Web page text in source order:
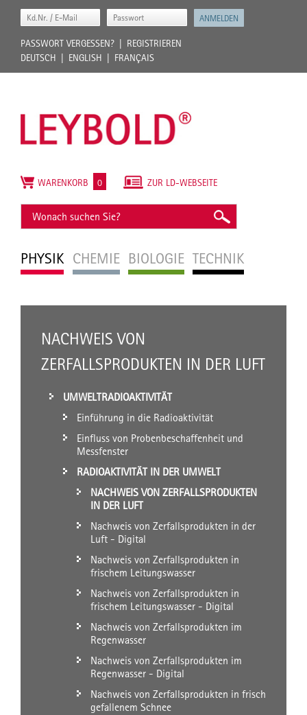
PASSWORT VERGESSEN?
REGISTRIEREN
DEUTSCH
ENGLISH FRANÇAIS
PHYSIK CHEMIE BIOLOGIE TECHNIK
ZUR LD-WEBSEITE
WARENKORB 0
NACHWEIS VON
ZERFALLSPRODUKTEN IN DER LUFT
UMWELTRADIOAKTIVITÄT
Einführung in die Radioaktivität
Einfluss von Probenbeschaffenheit und
Messfenster
RADIOAKTIVITÄT IN DER UMWELT
NACHWEIS VON ZERFALLSPRODUKTEN
IN DER LUFT
Nachweis von Zerfallsprodukten in der
Luft - Digital
Nachweis von Zerfallsprodukten in
frischem Leitungswasser
Nachweis von Zerfallsprodukten in
frischem Leitungswasser - Digital
Nachweis von Zerfallsprodukten im
Regenwasser
Nachweis von Zerfallsprodukten im
Regenwasser - Digital
Nachweis von Zerfallsprodukten in frisch
gefallenem Schnee